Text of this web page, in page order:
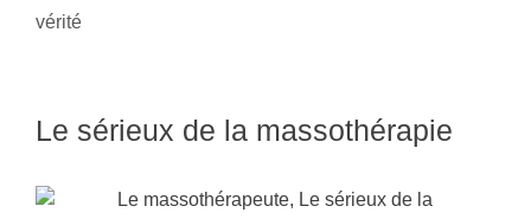
vérité
Le sérieux de la massothérapie